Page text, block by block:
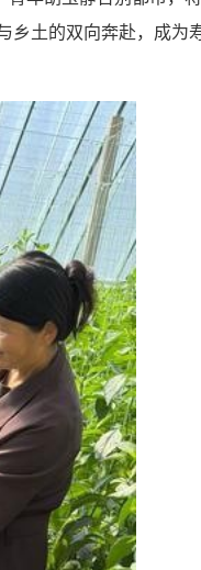
乡土的双向奔赴，成为